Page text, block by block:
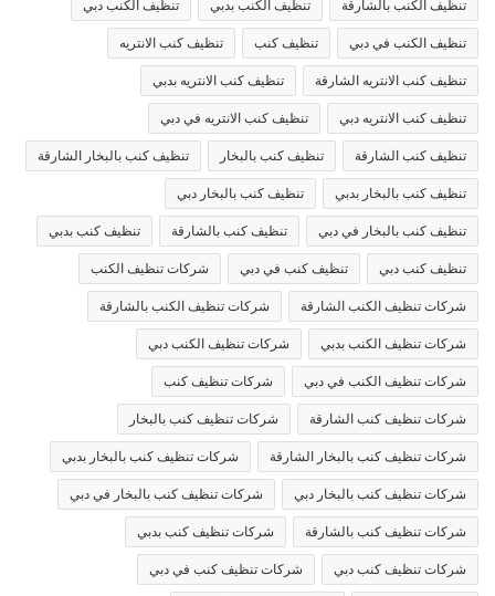
تنظيف الكنب بالشارقة تنظيف الكنب بدبي تنظيف الكنب دبي
تنظيف الكنب في دبي تنظيف كنب تنظيف كنب الانتريه
تنظيف كنب الانتريه الشارقة تنظيف كنب الانتريه بدبي
تنظيف كنب الانتريه دبي تنظيف كنب الانتريه في دبي
تنظيف كنب الشارقة تنظيف كنب بالبخار تنظيف كنب بالبخار الشارقة
تنظيف كنب بالبخار بدبي تنظيف كنب بالبخار دبي
تنظيف كنب بالبخار في دبي تنظيف كنب بالشارقة تنظيف كنب بدبي
تنظيف كنب دبي تنظيف كنب في دبي شركات تنظيف الكنب
شركات تنظيف الكنب الشارقة شركات تنظيف الكنب بالشارقة
شركات تنظيف الكنب بدبي شركات تنظيف الكنب دبي
شركات تنظيف الكنب في دبي شركات تنظيف كنب
شركات تنظيف كنب الشارقة شركات تنظيف كنب بالبخار
شركات تنظيف كنب بالبخار الشارقة شركات تنظيف كنب بالبخار بدبي
شركات تنظيف كنب بالبخار دبي شركات تنظيف كنب بالبخار في دبي
شركات تنظيف كنب بالشارقة شركات تنظيف كنب بدبي
شركات تنظيف كنب دبي شركات تنظيف كنب في دبي